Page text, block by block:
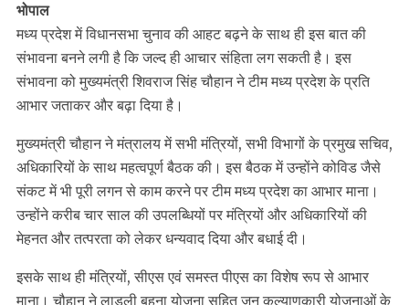
भोपाल
मध्य प्रदेश में विधानसभा चुनाव की आहट बढ़ने के साथ ही इस बात की
संभावना बनने लगी है कि जल्द ही आचार संहिता लग सकती है। इस
संभावना को मुख्यमंत्री शिवराज सिंह चौहान ने टीम मध्य प्रदेश के प्रति
आभार जताकर और बढ़ा दिया है।
मुख्यमंत्री चौहान ने मंत्रालय में सभी मंत्रियों, सभी विभागों के प्रमुख सचिव,
अधिकारियों के साथ महत्वपूर्ण बैठक की। इस बैठक में उन्होंने कोविड जैसे
संकट में भी पूरी लगन से काम करने पर टीम मध्य प्रदेश का आभार माना।
उन्होंने करीब चार साल की उपलब्धियों पर मंत्रियों और अधिकारियों की
मेहनत और तत्परता को लेकर धन्यवाद दिया और बधाई दी।
इसके साथ ही मंत्रियों, सीएस एवं समस्त पीएस का विशेष रूप से आभार
माना। चौहान ने लाडली बहना योजना सहित जन कल्याणकारी योजनाओं के